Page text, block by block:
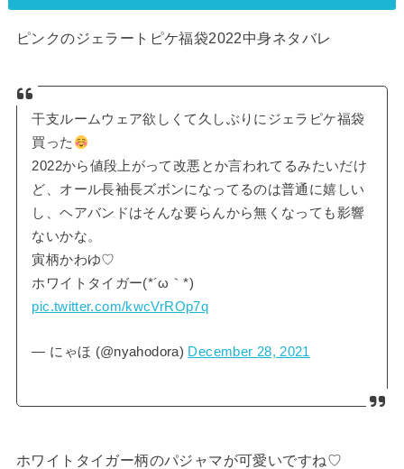
ピンクのジェラートピケ福袋2022中身ネタバレ
干支ルームウェア欲しくて久しぶりにジェラピケ福袋
買った
2022から値段上がって改悪とか言われてるみたいだけ
ど、オール長袖長ズボンになってるのは普通に嬉しい
し、ヘアバンドはそんな要らんから無くなっても影響
ないかな。
寅柄かわゆ♡
ホワイトタイガー(*´ω｀*)
pic.twitter.com/kwcVrROp7q
— にゃほ (@nyahodora) December 28, 2021
ホワイトタイガー柄のパジャマが可愛いですね♡